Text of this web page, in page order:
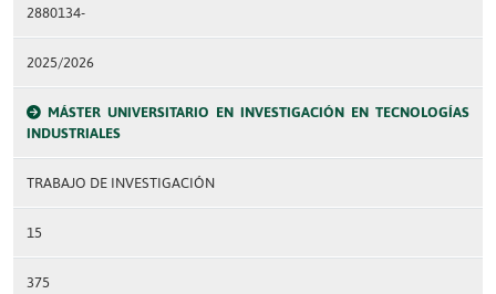
2880134-
2025/2026
MÁSTER UNIVERSITARIO EN INVESTIGACIÓN EN TECNOLOGÍAS
INDUSTRIALES
TRABAJO DE INVESTIGACIÓN
15
375